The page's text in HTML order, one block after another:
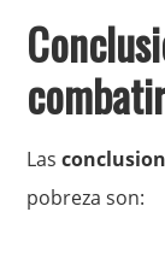
Las
pobreza son: